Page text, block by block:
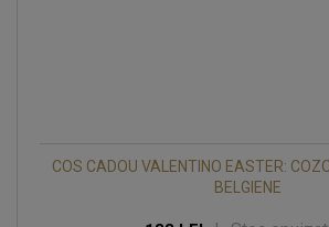
COS CADOU VALENTINO EASTER:
BELGIENE